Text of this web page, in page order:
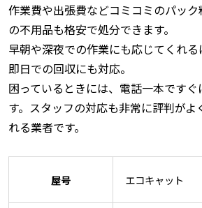
作業費や出張費などコミコミのパッ
の不用品も格安で処分できます。
早朝や深夜での作業にも応じてくれ
即日での回収にも対応。
困っているときには、電話一本です
す。スタッフの対応も非常に評判がよ
れる業者です。
屋号 エコキャット